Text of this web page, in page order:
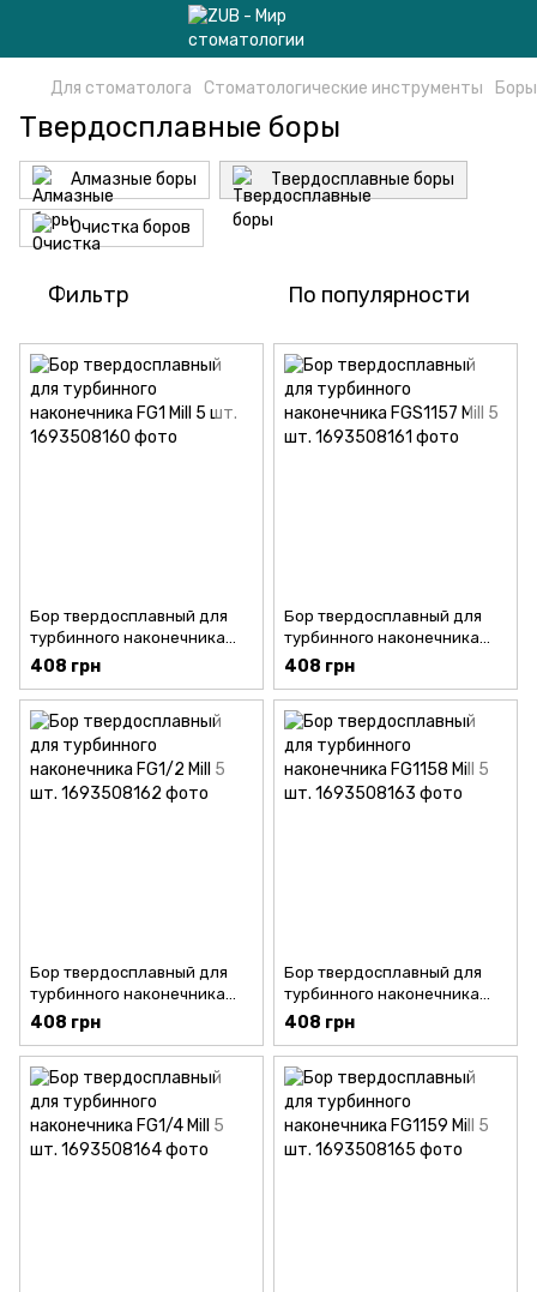
Для стоматолога Стоматологические инструменты Боры
Твердосплавные боры
Алмазные боры Твердосплавные боры
Очистка боров
Фильтр По популярности
Бор твердосплавный для
турбинного наконечника
FG1 Mill 5 шт.
408 грн
Бор твердосплавный для
турбинного наконечника
FGS1157 Mill 5 шт.
408 грн
Бор твердосплавный для
турбинного наконечника
FG1/2 Mill 5 шт.
408 грн
Бор твердосплавный для
турбинного наконечника
FG1158 Mill 5 шт.
408 грн